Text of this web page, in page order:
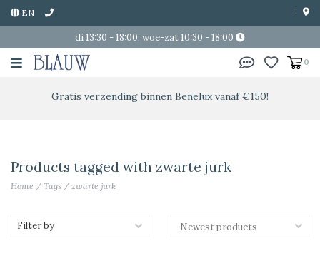
EN
di 13:30 - 18:00; woe-zat 10:30 - 18:00
0
Gratis verzending binnen Benelux vanaf €150!
Products tagged with zwarte jurk
Home / Tags / zwarte jurk
Filter by